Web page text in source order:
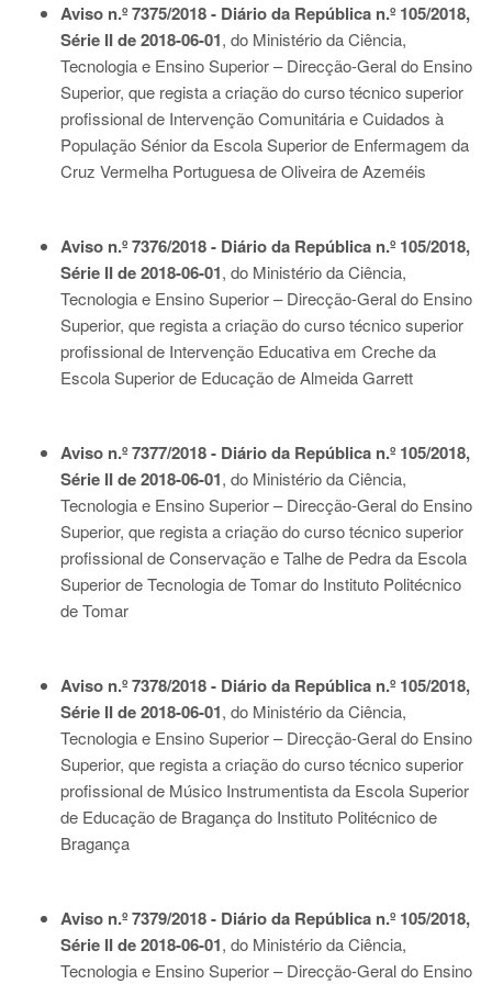
Aviso n.º 7375/2018 - Diário da República n.º 105/2018,
Série II de 2018-06-01, do Ministério da Ciência,
Tecnologia e Ensino Superior – Direcção-Geral do Ensino
Superior, que regista a criação do curso técnico superior
profissional de Intervenção Comunitária e Cuidados à
População Sénior da Escola Superior de Enfermagem da
Cruz Vermelha Portuguesa de Oliveira de Azeméis
Aviso n.º 7376/2018 - Diário da República n.º 105/2018,
Série II de 2018-06-01, do Ministério da Ciência,
Tecnologia e Ensino Superior – Direcção-Geral do Ensino
Superior, que regista a criação do curso técnico superior
profissional de Intervenção Educativa em Creche da
Escola Superior de Educação de Almeida Garrett
Aviso n.º 7377/2018 - Diário da República n.º 105/2018,
Série II de 2018-06-01, do Ministério da Ciência,
Tecnologia e Ensino Superior – Direcção-Geral do Ensino
Superior, que regista a criação do curso técnico superior
profissional de Conservação e Talhe de Pedra da Escola
Superior de Tecnologia de Tomar do Instituto Politécnico
de Tomar
Aviso n.º 7378/2018 - Diário da República n.º 105/2018,
Série II de 2018-06-01, do Ministério da Ciência,
Tecnologia e Ensino Superior – Direcção-Geral do Ensino
Superior, que regista a criação do curso técnico superior
profissional de Músico Instrumentista da Escola Superior
de Educação de Bragança do Instituto Politécnico de
Bragança
Aviso n.º 7379/2018 - Diário da República n.º 105/2018,
Série II de 2018-06-01, do Ministério da Ciência,
Tecnologia e Ensino Superior – Direcção-Geral do Ensino